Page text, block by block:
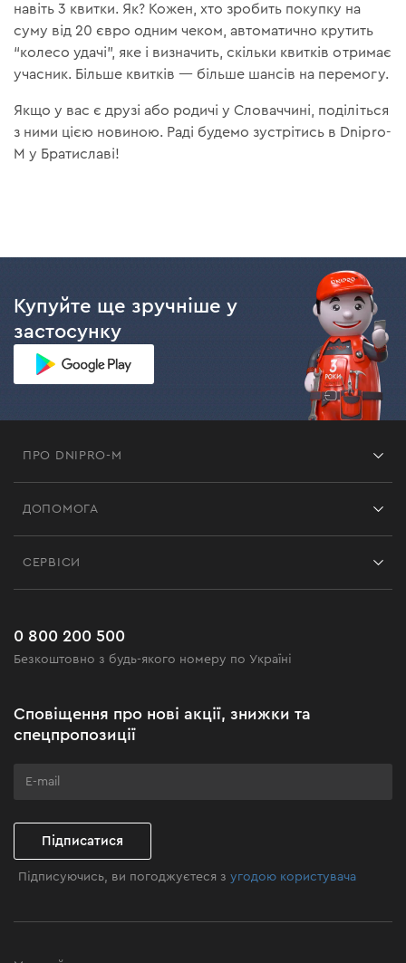
навіть 3 квитки. Як? Кожен, хто зробить покупку на
суму від 20 євро одним чеком, автоматично крутить
“колесо удачі”, яке і визначить, скільки квитків отримає
учасник. Більше квитків — більше шансів на перемогу.
Якщо у вас є друзі або родичі у Словаччині, поділіться
з ними цією новиною. Раді будемо зустрітись в Dnipro-
M у Братиславі!
Купуйте ще зручніше у
застосунку
ПРО DNIPRO-M
Чорна п'ятниця
Клуб майстерності
ДОПОМОГА
Поширені запитання
СЕРВІСИ
0 800 200 500
Безкоштовно з будь-якого номеру по Україні
Сповіщення про нові акції, знижки та
спецпропозиції
Підписатися
Підписуючись, ви погоджуєтеся зугодою користувача